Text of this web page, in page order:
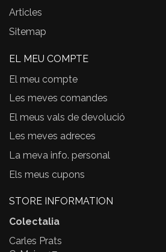
Articles
Sitemap
EL MEU COMPTE
El meu compte
Les meves comandes
El meus vals de devolució
Les meves adreces
La meva info. personal
Els meus cupons
STORE INFORMATION
Colectalia
Carles Prats